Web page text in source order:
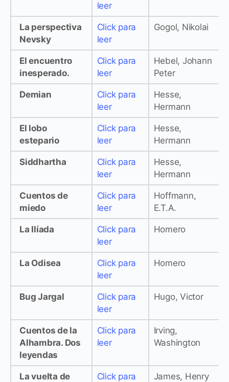
leer
La perspectiva
Nevsky
Click para
leer
Gogol, Nikolai
El encuentro
inesperado.
Click para
leer
Hebel, Johann
Peter
Demian
Click para
leer
Hesse,
Hermann
El lobo
estepario
Click para
leer
Hesse,
Hermann
Siddhartha
Click para
leer
Hesse,
Hermann
Cuentos de
miedo
Click para
leer
Hoffmann,
E.T.A.
La Ilíada
Click para
leer
Homero
La Odisea
Click para
leer
Homero
Bug Jargal
Click para
leer
Hugo, Victor
Cuentos de la
Alhambra. Dos
leyendas
Click para
leer
Irving,
Washington
La vuelta de
Click para
James, Henry